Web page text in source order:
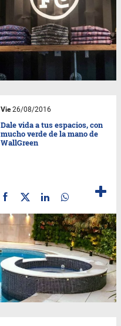
Vie26/08/2016
Dale vida a tus espacios, con
mucho verde de la mano de
WallGreen